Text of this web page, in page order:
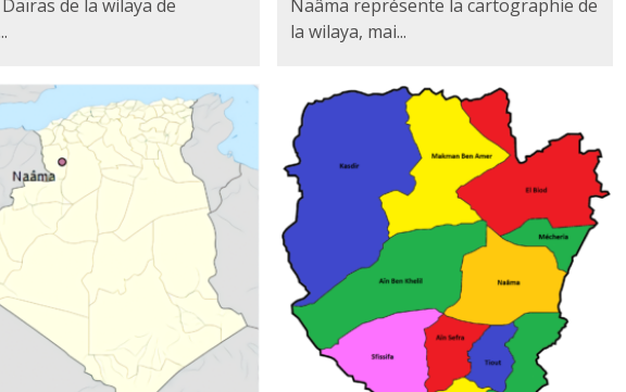
de la wilaya de
Naâma représente la cartographie de
la wilaya, mai...